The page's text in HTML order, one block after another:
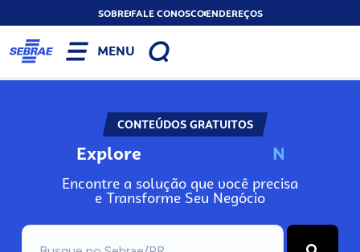
SOBREFALE CONOSCOENDEREÇOS
MENU
CONTEÚDOS GRATUITOS
Explore N
Encontre a solução que você precisa
e Transforme Seu Negócio